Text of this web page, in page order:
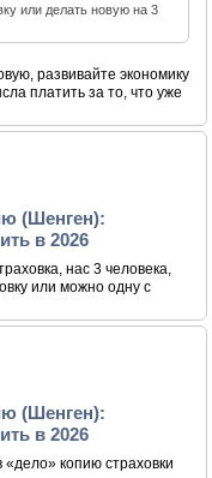
или делать новую на 3
развивайте экономику
платить за то, что уже
(Шенген):
в 2026
нас 3 человека,
или можно одну с
(Шенген):
в 2026
копию страховки